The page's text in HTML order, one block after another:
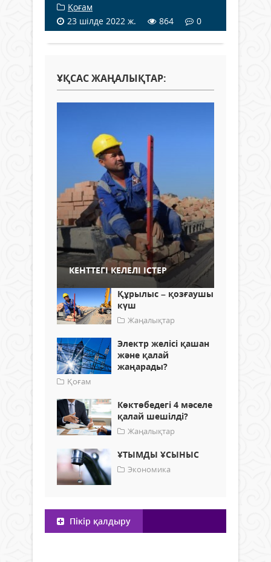
Қоғам
23 шілде 2022 ж.
864 0
ҰҚСАС ЖАҢАЛЫҚТАР:
КЕНТТЕГІ КЕЛЕЛІ ІСТЕР
Құрылыс – қозғаушы
күш
Жаңалықтар
Электр желісі қашан
және қалай
жаңарады?
Қоғам
Көктөбедегі 4 мәселе
қалай шешілді?
Жаңалықтар
ҰТЫМДЫ ҰСЫНЫС
Экономика
Пікір қалдыру